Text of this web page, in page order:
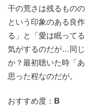
干の荒さは残るものの
という印象のある良
る」と「愛は眠って
気がするのだが…同
か？最初聴いた時「
思った程なのだが。
おすすめ度： B